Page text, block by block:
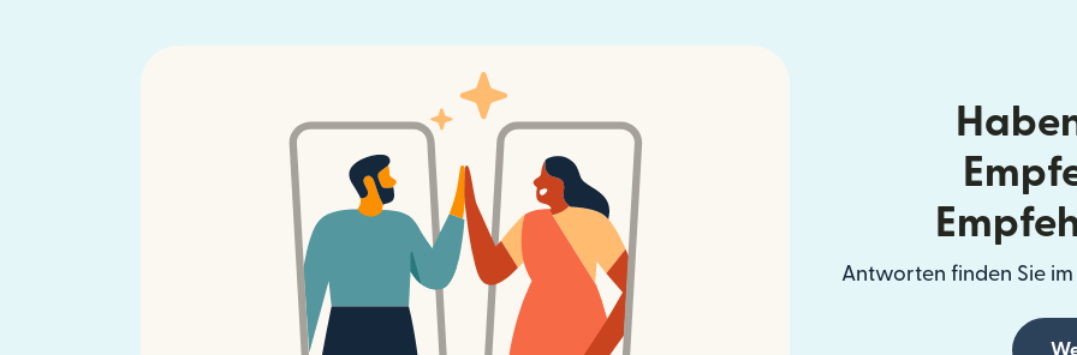
Antworten finden Sie